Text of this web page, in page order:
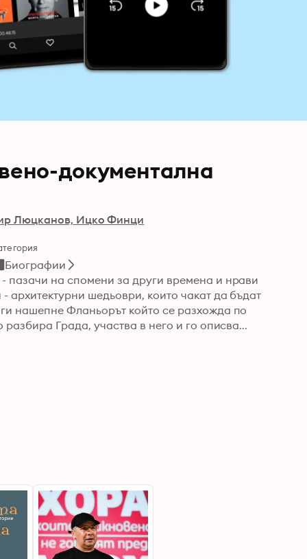
документална
Люцканов, Ицко Финци
Биографии
пазачи на спомени за други времена и нрави
шедьоври, които чакат да бъдат
нашепне Фланьорът който се разхожда по
Града, участва в него и го описва...